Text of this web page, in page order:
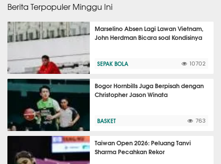
Berita Terpopuler Minggu Ini
Marselino Absen Lagi Lawan Vietnam,
John Herdman Bicara soal Kondisinya
SEPAK BOLA 10702
Bogor Hornbills Juga Berpisah dengan
Christopher Jason Winata
BASKET 763
Taiwan Open 2026: Peluang Tanvi
Sharma Pecahkan Rekor